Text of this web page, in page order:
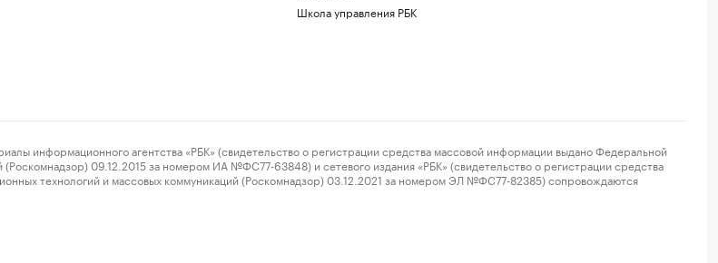
Школа управления РБК
агентства «РБК» (свидетельство о регистрации средства массовой информации выдано Федеральной
09.12.2015 за номером ИА №ФС77-63848) и сетевого издания «РБК» (свидетельство о регистрации средства
технологий и массовых коммуникаций (Роскомнадзор) 03.12.2021 за номером ЭЛ №ФС77-82385) сопровождаются